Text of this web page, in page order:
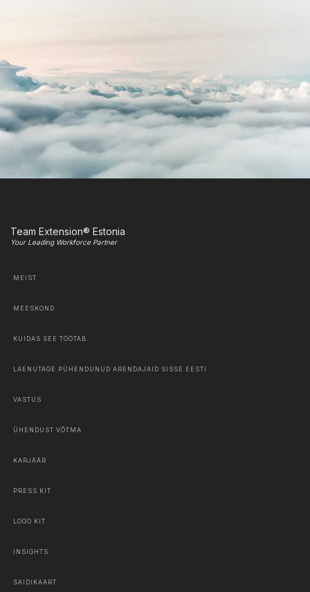
Team Extension® Estonia
Your Leading Workforce Partner
MEIST
MEESKOND
KUIDAS SEE TÖÖTAB
LAENUTAGE PÜHENDUNUD ARENDAJAID SISSE EESTI
VASTUS
ÜHENDUST VÕTMA
KARJÄÄR
PRESS KIT
LOGO KIT
INSIGHTS
SAIDIKAART